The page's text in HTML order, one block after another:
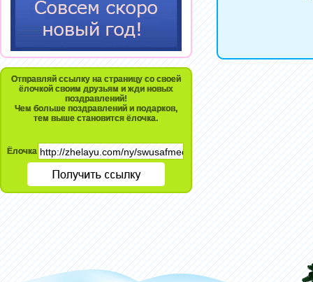
Отправляй ссылку на страницу со своей
ёлочкой своим друзьям и жди новых
поздравлений!
Чем больше поздравлений и подарков,
тем выше становится ёлочка.
Ёлочка